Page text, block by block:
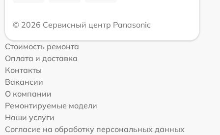
© 2026 Сервисный центр Panasonic
Стоимость ремонта
Оплата и доставка
Контакты
Вакансии
О компании
Ремонтируемые модели
Наши услуги
Согласие на обработку персональных данных